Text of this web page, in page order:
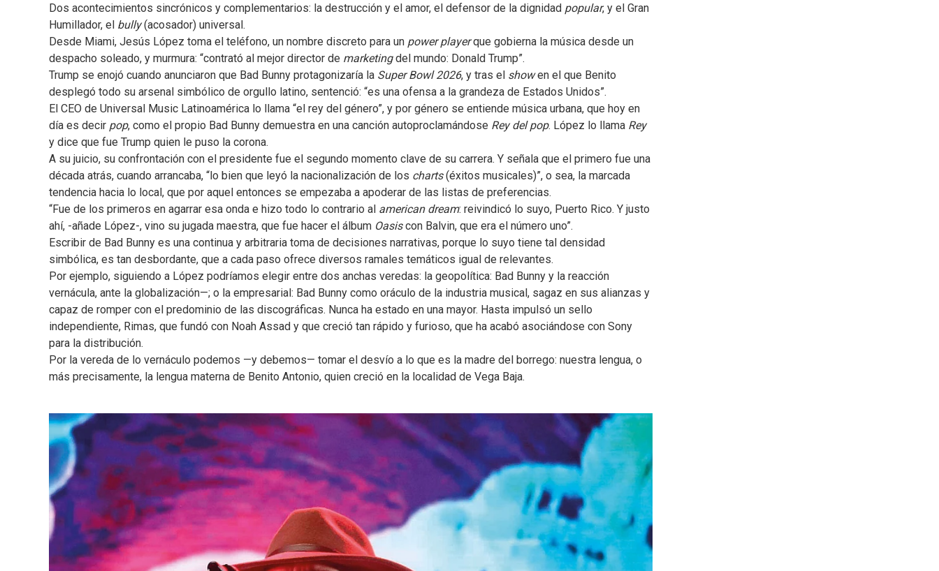
Dos acontecimientos sincrónicos y complementarios: la destrucción y el amor, el defensor de la dignidad popular, y el Gran
Humillador, el bully(acosador) universal.
Desde Miami, Jesús López toma el teléfono, un nombre discreto para un power playerque gobierna la música desde un
despacho soleado, y murmura: “contrató al mejor director de marketingdel mundo: Donald Trump”.
Trump se enojó cuando anunciaron que Bad Bunny protagonizaría la Super Bowl 2026, y tras el showen el que Benito
desplegó todo su arsenal simbólico de orgullo latino, sentenció: “es una ofensa a la grandeza de Estados Unidos”.
El CEO de Universal Music Latinoamérica lo llama “el rey del género”, y por género se entiende música urbana, que hoy en
día es decir pop, como el propio Bad Bunny demuestra en una canción autoproclamándose Rey del pop. López lo llama Rey
y dice que fue Trump quien le puso la corona.
A su juicio, su confrontación con el presidente fue el segundo momento clave de su carrera. Y señala que el primero fue una
década atrás, cuando arrancaba, “lo bien que leyó la nacionalización de los charts(éxitos musicales)”, o sea, la marcada
tendencia hacia lo local, que por aquel entonces se empezaba a apoderar de las listas de preferencias.
“Fue de los primeros en agarrar esa onda e hizo todo lo contrario al american dream: reivindicó lo suyo, Puerto Rico. Y justo
ahí, -añade López-, vino su jugada maestra, que fue hacer el álbum Oasiscon Balvin, que era el número uno”.
Escribir de Bad Bunny es una continua y arbitraria toma de decisiones narrativas, porque lo suyo tiene tal densidad
simbólica, es tan desbordante, que a cada paso ofrece diversos ramales temáticos igual de relevantes.
Por ejemplo, siguiendo a López podríamos elegir entre dos anchas veredas: la geopolítica: Bad Bunny y la reacción
vernácula, ante la globalización—; o la empresarial: Bad Bunny como oráculo de la industria musical, sagaz en sus alianzas y
capaz de romper con el predominio de las discográficas. Nunca ha estado en una mayor. Hasta impulsó un sello
independiente, Rimas, que fundó con Noah Assad y que creció tan rápido y furioso, que ha acabó asociándose con Sony
para la distribución.
Por la vereda de lo vernáculo podemos —y debemos— tomar el desvío a lo que es la madre del borrego: nuestra lengua, o
más precisamente, la lengua materna de Benito Antonio, quien creció en la localidad de Vega Baja.